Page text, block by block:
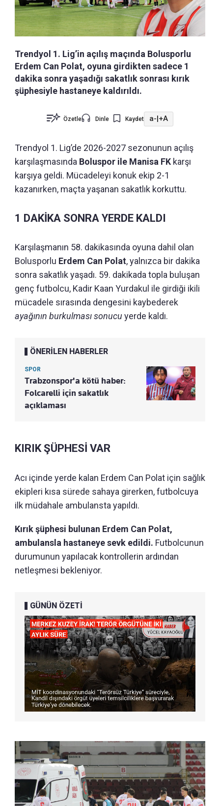
Trendyol 1. Lig’in açılış maçında Bolusporlu
Erdem Can Polat, oyuna girdikten sadece 1
dakika sonra yaşadığı sakatlık sonrası kırık
şüphesiyle hastaneye kaldırıldı.
Özetle Dinle Kaydet a-|+A
Trendyol 1. Lig’de 2026-2027 sezonunun açılış
karşılaşmasında Boluspor ile Manisa FK karşı
karşıya geldi. Mücadeleyi konuk ekip 2-1
kazanırken, maçta yaşanan sakatlık korkuttu.
1 DAKİKA SONRA YERDE KALDI
Karşılaşmanın 58. dakikasında oyuna dahil olan
Bolusporlu Erdem Can Polat, yalnızca bir dakika
sonra sakatlık yaşadı. 59. dakikada topla buluşan
genç futbolcu, Kadir Kaan Yurdakul ile girdiği ikili
mücadele sırasında dengesini kaybederek
ayağının burkulması sonucu yerde kaldı.
ÖNERİLEN HABERLER
SPOR
Trabzonspor'a kötü haber:
Folcarelli için sakatlık
açıklaması
KIRIK ŞÜPHESİ VAR
Acı içinde yerde kalan Erdem Can Polat için sağlık
ekipleri kısa sürede sahaya girerken, futbolcuya
ilk müdahale ambulansta yapıldı.
Kırık şüphesi bulunan Erdem Can Polat,
ambulansla hastaneye sevk edildi. Futbolcunun
durumunun yapılacak kontrollerin ardından
netleşmesi bekleniyor.
GÜNÜN ÖZETİ